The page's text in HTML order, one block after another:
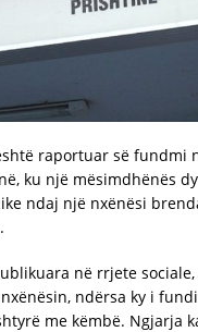
raportuar së fundmi
ku një mësimdhënës
ndaj një nxënësi
në rrjete
ndërsa ky i
me këmbë. Ngjarja